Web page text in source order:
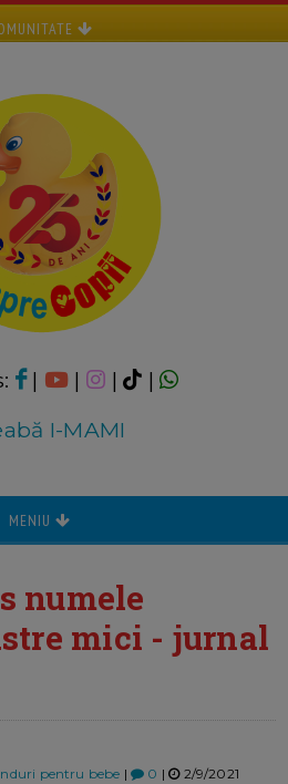
| | |
|
I-MAMI
MENIU
numele
mici - jurnal
pentru bebe | 0 | 2/9/2021